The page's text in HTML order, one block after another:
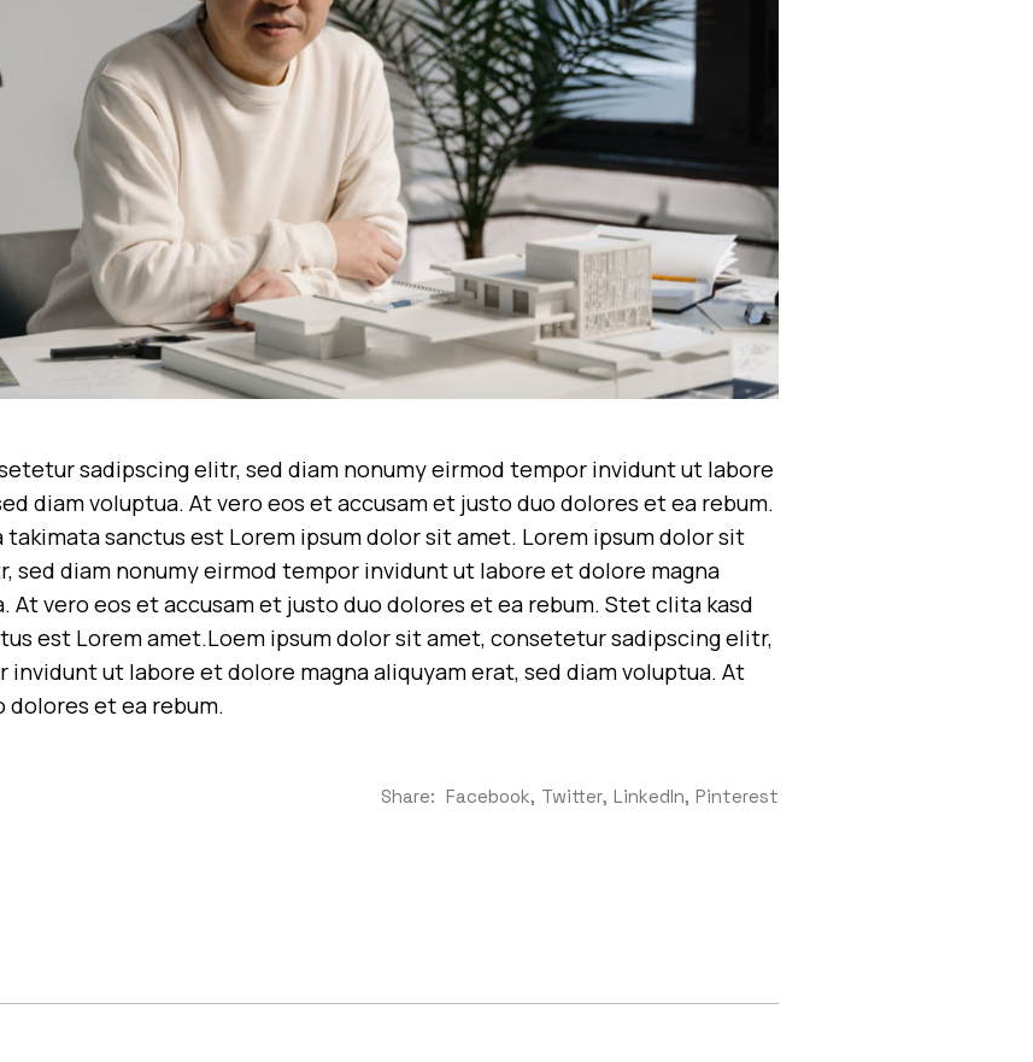
sadipscing elitr, sed diam nonumy eirmod tempor invidunt ut labore
diam voluptua. At vero eos et accusam et justo duo dolores et ea rebum.
sanctus est Lorem ipsum dolor sit amet. Lorem ipsum dolor sit
sed diam nonumy eirmod tempor invidunt ut labore et dolore magna
At vero eos et accusam et justo duo dolores et ea rebum. Stet clita kasd
est Lorem amet.Loem ipsum dolor sit amet, consetetur sadipscing elitr,
ut labore et dolore magna aliquyam erat, sed diam voluptua. At
dolores et ea rebum.
Share: Facebook Twitter LinkedIn Pinterest